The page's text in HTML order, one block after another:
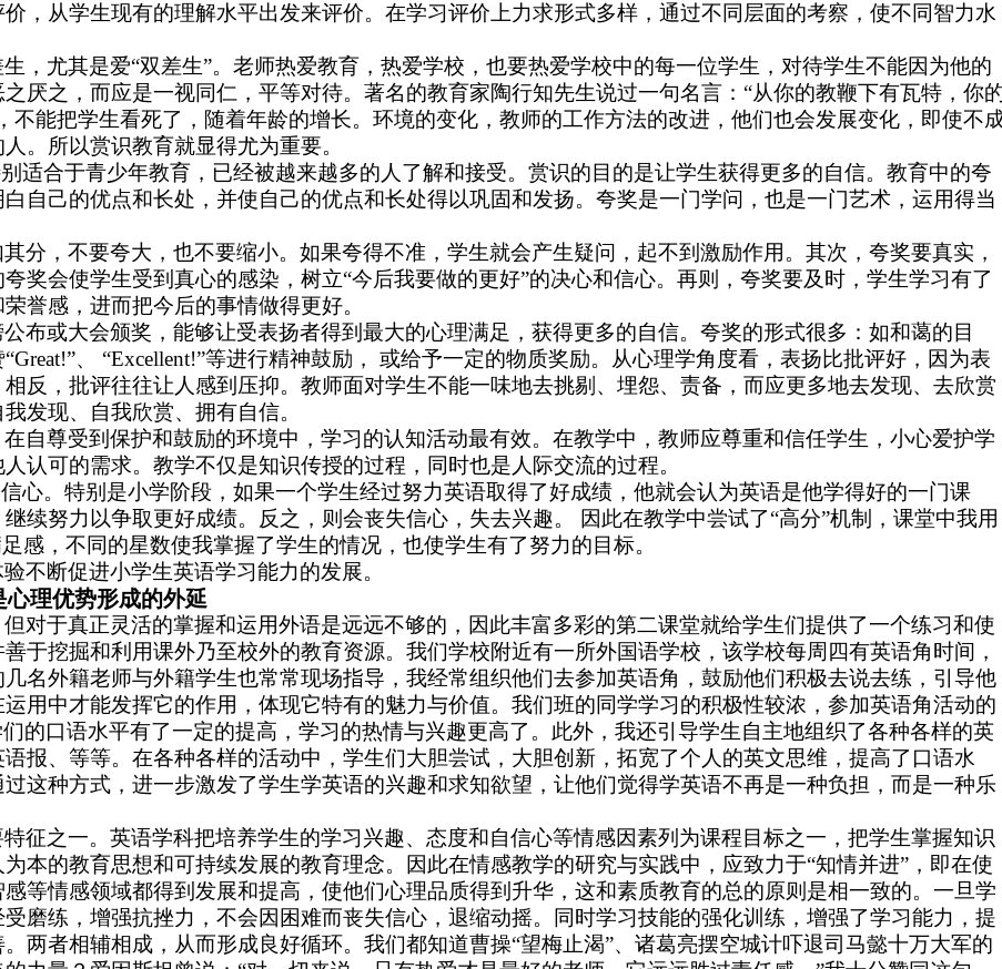
，从学生现有的理解水平出发来评价。在学习评价上力求形式多样，通过不同层面的考察，使不同智力水
，尤其是爱“双差生”。老师热爱教育，热爱学校，也要热爱学校中的每一位学生，对待学生不能因为他的
厌之，而应是一视同仁，平等对待。著名的教育家陶行知先生说过一句名言：“从你的教鞭下有瓦特，你
能把学生看死了，随着年龄的增长。环境的变化，教师的工作方法的改进，他们也会发展变化，即使不
。所以赏识教育就显得尤为重要。
适合于青少年教育，已经被越来越多的人了解和接受。赏识的目的是让学生获得更多的自信。教育中的夸
自己的优点和长处，并使自己的优点和长处得以巩固和发扬。夸奖是一门学问，也是一门艺术，运用得当
，不要夸大，也不要缩小。如果夸得不准，学生就会产生疑问，起不到激励作用。其次，夸奖要真实，
奖会使学生受到真心的感染，树立“今后我要做的更好”的决心和信心。再则，夸奖要及时，学生学习有了
誉感，进而把今后的事情做得更好。
或大会颁奖，能够让受表扬者得到最大的心理满足，获得更多的自信。夸奖的形式很多：如和蔼的目
、 “Excellent!”等进行精神鼓励， 或给予一定的物质奖励。从心理学角度看，表扬比批评好，因为表
反，批评往往让人感到压抑。教师面对学生不能一味地去挑剔、埋怨、责备，而应更多地去发现、去欣赏
发现、自我欣赏、拥有自信。
自尊受到保护和鼓励的环境中，学习的认知活动最有效。在教学中，教师应尊重和信任学生，小心爱护学
认可的需求。教学不仅是知识传授的过程，同时也是人际交流的过程。
心。特别是小学阶段，如果一个学生经过努力英语取得了好成绩，他就会认为英语是他学得好的一门课
续努力以争取更好成绩。反之，则会丧失信心，失去兴趣。 因此在教学中尝试了“高分”机制，课堂中我用
感，不同的星数使我掌握了学生的情况，也使学生有了努力的目标。
不断促进小学生英语学习能力的发展。
心理优势形成的外延
对于真正灵活的掌握和运用外语是远远不够的，因此丰富多彩的第二课堂就给学生们提供了一个练习和使
于挖掘和利用课外乃至校外的教育资源。我们学校附近有一所外国语学校 ，该学校每周四有英语角时间，
名外籍老师与外籍学生也常常现场指导，我经常组织他们去参加英语角，鼓励他们积极去说去练，引导他
用中才能发挥它的作用，体现它特有的魅力与价值。我们班的同学学习的积极性较浓，参加英语角活动的
的口语水平有了一定的提高，学习的热情与兴趣更高了。此外，我还引导学生自主地组织了各种各样的英
报、等等。在各种各样的活动中，学生们大胆尝试，大胆创新，拓宽了个人的英文思维，提高了口语水
这种方式，进一步激发了学生学英语的兴趣和求知欲望，让他们觉得学英语不再是一种负担，而是一种乐
征之一。英语学科把培养学生的学习兴趣、态度和自信心等情感因素列为课程目标之一，把学生掌握知识
本的教育思想和可持续发展的教育理念。因此在情感教学的研究与实践中，应致力于“知情并进”，即在使
等情感领域都得到发展和提高，使他们心理品质得到升华，这和素质教育的总的原则是相一致的。一旦学
磨练，增强抗挫力，不会因困难而丧失信心，退缩动摇。同时学习技能的强化训练，增强了学习能力，提
两者相辅相成，从而形成良好循环。我们都知道曹操“望梅止渴”、诸葛亮摆空城计吓退司马懿十万大军的